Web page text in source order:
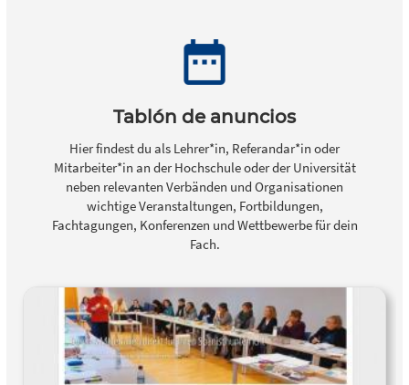
Tablón de anuncios
Hier findest du als Lehrer*in, Referandar*in oder
Mitarbeiter*in an der Hochschule oder der Universität
neben relevanten Verbänden und Organisationen
wichtige Veranstaltungen, Fortbildungen,
Fachtagungen, Konferenzen und Wettbewerbe für dein
Fach.